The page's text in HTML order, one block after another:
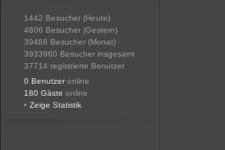
1442 Besucher (Heute)
4806 Besucher (Gestern)
39486 Besucher (Monat)
3933960 Besucher insgesamt
37714 registrierte Benutzer
0 Benutzer online
180 Gäste online
• Zeige Statistik